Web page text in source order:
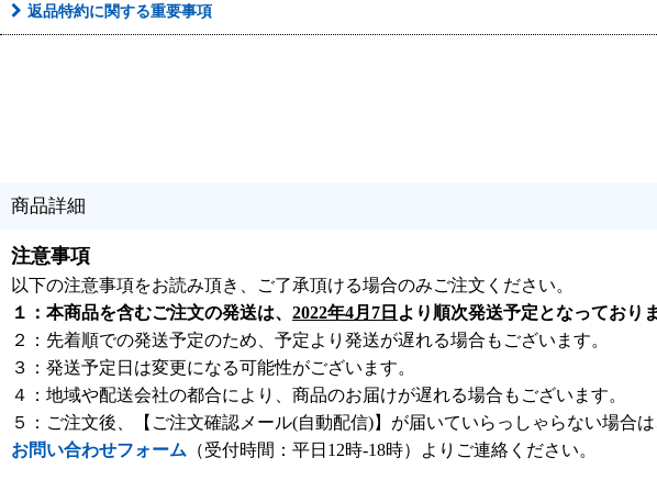
返品特約に関する重要事項
商品詳細
注意事項
以下の注意事項をお読み頂き、ご了承頂ける場合のみご注文ください。
１：本商品を含むご注文の発送は、 2022年4月7日 より順次発送予定となっておりま
２：先着順での発送予定のため、予定より発送が遅れる場合もございます。
３：発送予定日は変更になる可能性がございます。
４：地域や配送会社の都合により、商品のお届けが遅れる場合もございます。
５：ご注文後、【ご注文確認メール(自動配信)】が届いていらっしゃらない場合は
お問い合わせフォーム （受付時間：平日12時-18時）よりご連絡ください。